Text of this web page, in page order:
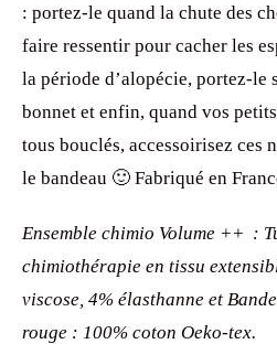
: portez-le quand la chute des
faire ressentir pour cacher les
la période d’alopécie, portez-le
bonnet et enfin, quand vos
tous bouclés, accessoirisez ces
le bandeau 🙂 Fabriqué en
Ensemble chimio Volume ++ :
chimiothérapie en tissu
viscose, 4% élasthanne et
rouge : 100% coton Oeko-tex.